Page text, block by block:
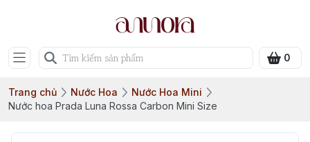
0
Trang chủ Nước Hoa
Nước Hoa Mini
Nước hoa Prada Luna Rossa Carbon Mini Size